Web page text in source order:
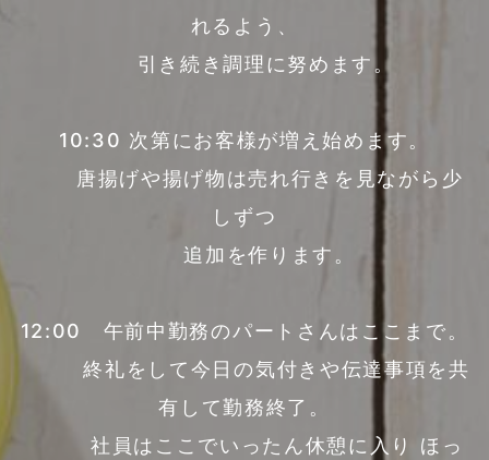
れるよう、
引き続き調理に努めます。
10:30 次第にお客様が増え始めます。
唐揚げや揚げ物は売れ行きを見ながら少
しずつ
追加を作ります。
12:00 午前中勤務のパートさんはここまで。
終礼をして今日の気付きや伝達事項を共
有して勤務終了。
社員はここでいったん休憩に入り ほっ